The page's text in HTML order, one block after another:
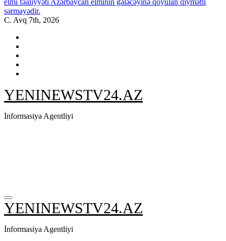
sərmayədir.
C. Avq 7th, 2026
YENINEWSTV24.AZ
İnformasiya Agentliyi
YENINEWSTV24.AZ
İnformasiya Agentliyi